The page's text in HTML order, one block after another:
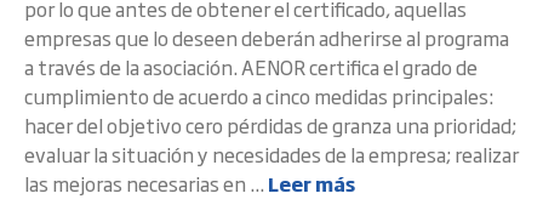
por lo que antes de obtener el certificado, aquellas
empresas que lo deseen deberán adherirse al programa
a través de la asociación. AENOR certifica el grado de
cumplimiento de acuerdo a cinco medidas principales:
hacer del objetivo cero pérdidas de granza una prioridad;
evaluar la situación y necesidades de la empresa; realizar
las mejoras necesarias en ... Leer más